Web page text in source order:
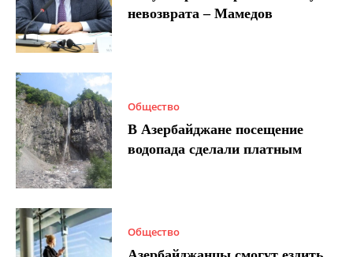
невозврата – Мамедов
Общество
В Азербайджане посещение
водопада сделали платным
Общество